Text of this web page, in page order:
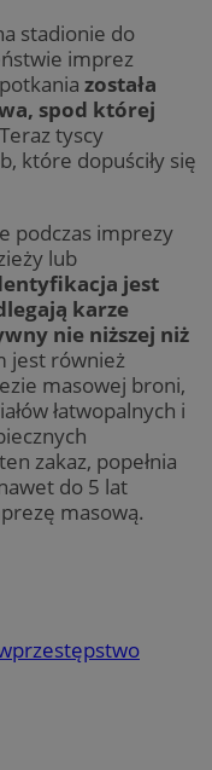
stadionie do
imprez
została
spod której
Teraz tyscy
które dopuściły się
podczas imprezy
lub
jest
karze
nie niższej niż
jest również
masowej broni,
łatwopalnych i
zakaz, popełnia
do 5 lat
masową.
przestępstwo